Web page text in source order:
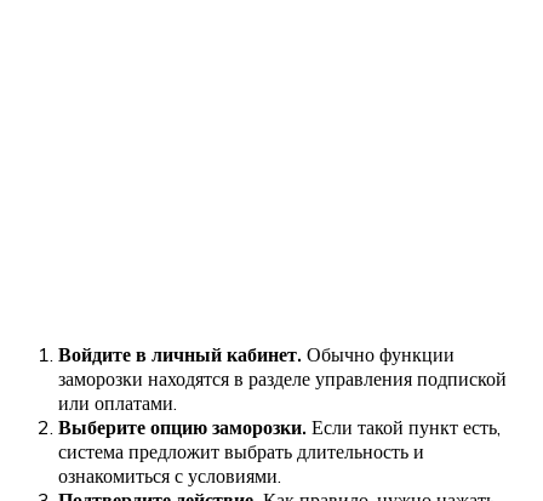
Войдите в личный кабинет. Обычно функции
заморозки находятся в разделе управления подпиской
или оплатами.
Выберите опцию заморозки. Если такой пункт есть,
система предложит выбрать длительность и
ознакомиться с условиями.